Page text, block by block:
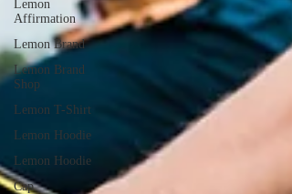
Lemon
Affirmation
Lemon Brand
Lemon Brand
Shop
Lemon T-Shirt
Lemon Hoodie
Lemon Hoodie
Cap